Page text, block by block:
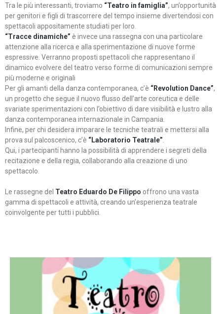
Tra le più interessanti, troviamo “Teatro in famiglia”, un’opportunità
per genitori e figli di trascorrere del tempo insieme divertendosi con
spettacoli appositamente studiati per loro.
“Tracce dinamiche” è invece una rassegna con una particolare
attenzione alla ricerca e alla sperimentazione di nuove forme
espressive. Verranno proposti spettacoli che rappresentano il
dinamico evolvere del teatro verso forme di comunicazioni sempre
più moderne e originali
Per gli amanti della danza contemporanea, c’è “Revolution Dance”,
un progetto che segue il nuovo flusso dell’arte coreutica e delle
svariate sperimentazioni con l’obiettivo di dare visibilità e lustro alla
danza contemporanea internazionale in Campania.
Infine, per chi desidera imparare le tecniche teatrali e mettersi alla
prova sul palcoscenico, c’è “Laboratorio Teatrale”
Qui, i partecipanti hanno la possibilità di apprendere i segreti della
recitazione e della regia, collaborando alla creazione di uno
spettacolo.
Le rassegne del Teatro Eduardo De Filippo offrono una vasta
gamma di spettacoli e attività, creando un’esperienza teatrale
coinvolgente per tutti i pubblici.
Continua